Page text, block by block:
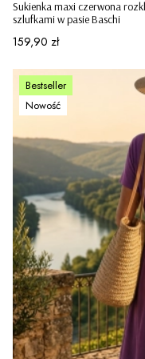
Sukienka maxi czerwona
szlufkami w pasie Baschi
Cena
159,90 zł
Bestseller
Nowość